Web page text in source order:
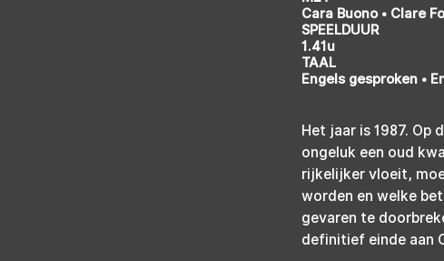
Cara Buono • Clare
SPEELDUUR
1.41u
TAAL
Engels gesproken •
Het jaar is 1987. Op
ongeluk een oud
rijkelijker vloeit,
worden en welke
gevaren te
definitief einde aan